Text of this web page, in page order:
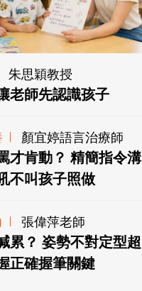
朱思穎教授
老師先認識孩子
顏宜婷語言治療師
才肯動？ 精簡指令溝
不叫孩子照做
張偉萍老師
累？ 姿勢不對定型超
正確握筆關鍵